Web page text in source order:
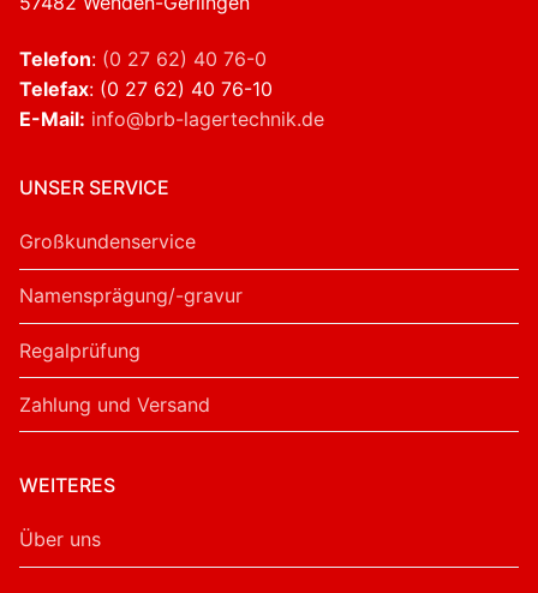
Telefon: (0 27 62) 40 76-0
Telefax: (0 27 62) 40 76-10
E-Mail: info@brb-lagertechnik.de
UNSER SERVICE
Großkundenservice
Namensprägung/-gravur
Regalprüfung
Zahlung und Versand
WEITERES
Über uns